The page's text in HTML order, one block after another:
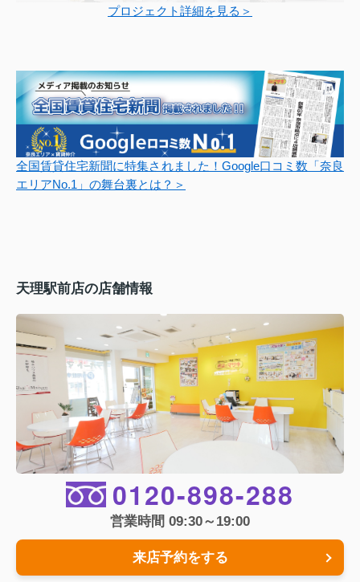
プロジェクト詳細を見る＞
全国賃貸住宅新聞に特集されました！Google口コミ数「奈良
エリアNo.1」の舞台裏とは？＞
天理駅前店の店舗情報
0120-898-288
営業時間 09:30～19:00
来店予約をする